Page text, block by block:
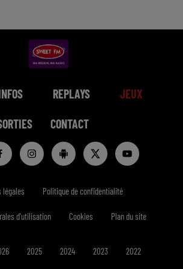
REPLAYS JEUX
CONTACT
légales Politique de confidentialité
d'utilisation Cookies Plan du site
2025 2024 2023 2022